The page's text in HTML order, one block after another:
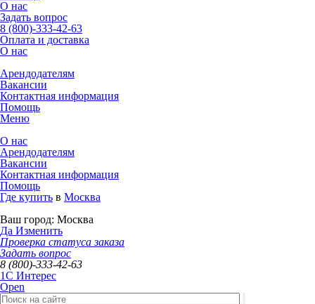
О нас
Задать вопрос
8 (800)-333-42-63
Оплата и доставка
О нас
Арендодателям
Вакансии
Контактная информация
Помощь
Меню
О нас
Арендодателям
Вакансии
Контактная информация
Помощь
Где купить в Москва
Ваш город: Москва
Да Изменить
Проверка статуса заказа
Задать вопрос
8 (800)-333-42-63
1C Интерес
Open